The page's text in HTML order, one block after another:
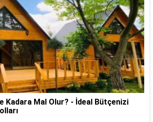
Kadara Mal Olur? - İdeal Bütçenizi